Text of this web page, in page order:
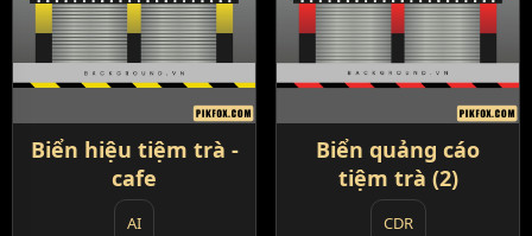
Biển hiệu tiệm trà -
cafe
AI
Biển quảng cáo
tiệm trà (2)
CDR